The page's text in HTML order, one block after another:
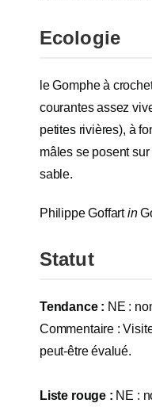
Ecologie
le Gomphe à
courantes assez
petites rivières), à
mâles se posent
sable.
Philippe Goffartin
Statut
Tendance : NE :
Commentaire :
peut-être évalué.
Liste rouge : NE :